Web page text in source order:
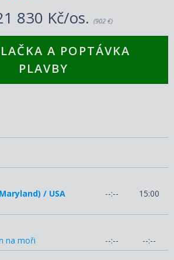
830 Kč/os. (902 €)
A POPTÁVKA
PLAVBY
/ USA
--:-- 15:00
na moři --:--
--:--